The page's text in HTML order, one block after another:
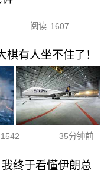
阅读 1607
有人坐不住了！
1542 35分钟前
终于看懂伊朗总